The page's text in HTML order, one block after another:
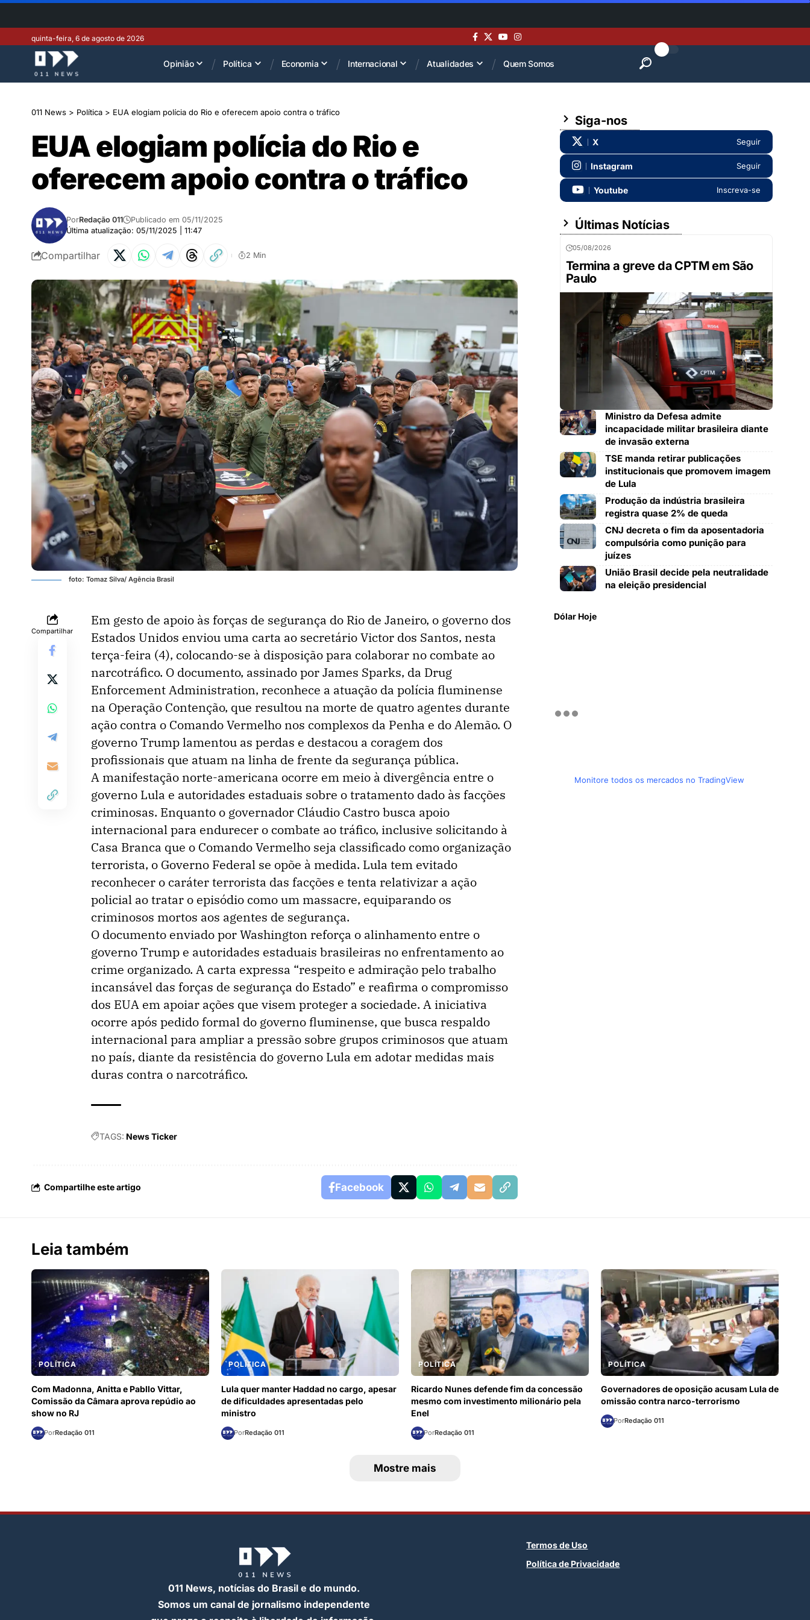
quinta-feira, 6 de agosto de 2026
Opinião Política Economia Internacional Atualidades Quem Somos
011 News > Política > EUA elogiam polícia do Rio e oferecem apoio contra o tráfico
EUA elogiam polícia do Rio e
oferecem apoio contra o tráfico
Última atualização: 05/11/2025 | 11:47
PorRedação 011 Publicado em 05/11/2025
Compartilhar 2 Min
foto: Tomaz Silva/ Agência Brasil
Compartilhar
Em gesto de apoio às forças de segurança do Rio de Janeiro, o governo dos
Estados Unidos enviou uma carta ao secretário Victor dos Santos, nesta
terça-feira (4), colocando-se à disposição para colaborar no combate ao
narcotráfico. O documento, assinado por James Sparks, da Drug
Enforcement Administration, reconhece a atuação da polícia fluminense
na Operação Contenção, que resultou na morte de quatro agentes durante
ação contra o Comando Vermelho nos complexos da Penha e do Alemão. O
governo Trump lamentou as perdas e destacou a coragem dos
profissionais que atuam na linha de frente da segurança pública.
A manifestação norte-americana ocorre em meio à divergência entre o
governo Lula e autoridades estaduais sobre o tratamento dado às facções
criminosas. Enquanto o governador Cláudio Castro busca apoio
internacional para endurecer o combate ao tráfico, inclusive solicitando à
Casa Branca que o Comando Vermelho seja classificado como organização
terrorista, o Governo Federal se opõe à medida. Lula tem evitado
reconhecer o caráter terrorista das facções e tenta relativizar a ação
policial ao tratar o episódio como um massacre, equiparando os
criminosos mortos aos agentes de segurança.
O documento enviado por Washington reforça o alinhamento entre o
governo Trump e autoridades estaduais brasileiras no enfrentamento ao
crime organizado. A carta expressa “respeito e admiração pelo trabalho
incansável das forças de segurança do Estado” e reafirma o compromisso
dos EUA em apoiar ações que visem proteger a sociedade. A iniciativa
ocorre após pedido formal do governo fluminense, que busca respaldo
internacional para ampliar a pressão sobre grupos criminosos que atuam
no país, diante da resistência do governo Lula em adotar medidas mais
duras contra o narcotráfico.
TAGS: News Ticker
Compartilhe este artigo Facebook
Siga-nos
X Seguir
Instagram Seguir
Youtube Inscreva-se
Últimas Notícias
05/08/2026
Termina a greve da CPTM em São
Paulo
Ministro da Defesa admite
incapacidade militar brasileira diante
de invasão externa
TSE manda retirar publicações
institucionais que promovem imagem
de Lula
Produção da indústria brasileira
registra quase 2% de queda
CNJ decreta o fim da aposentadoria
compulsória como punição para
juízes
União Brasil decide pela neutralidade
na eleição presidencial
Dólar Hoje
Monitore todos os mercados no TradingView
Leia também
POLÍTICA
Com Madonna, Anitta e Pabllo Vittar,
Comissão da Câmara aprova repúdio ao
show no RJ
PorRedação 011
POLÍTICA
Lula quer manter Haddad no cargo, apesar
de dificuldades apresentadas pelo
ministro
PorRedação 011
POLÍTICA
Ricardo Nunes defende fim da concessão
mesmo com investimento milionário pela
Enel
PorRedação 011
POLÍTICA
Governadores de oposição acusam Lula de
omissão contra narco-terrorismo
PorRedação 011
Mostre mais
011 News, notícias do Brasil e do mundo.
Somos um canal de jornalismo independente
Termos de Uso
Política de Privacidade